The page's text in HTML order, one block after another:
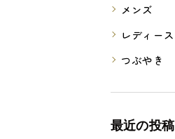
メンズ
レディース
つぶやき
最近の投稿